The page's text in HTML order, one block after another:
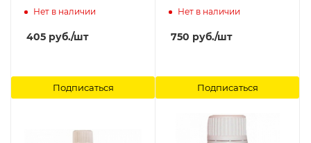
Мажор Моделс
Нет в наличии
405 руб./шт
Подписаться
без запаха) ENAMEL
100 ML Ammo Mig
Нет в наличии
750 руб./шт
Подписаться